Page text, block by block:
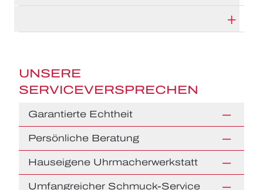
HERSTELLERBESCHREIBUNG
UNSERE
SERVICEVERSPRECHEN
Garantierte Echtheit
Persönliche Beratung
Hauseigene Uhrmacherwerkstatt
Umfangreicher Schmuck-Service